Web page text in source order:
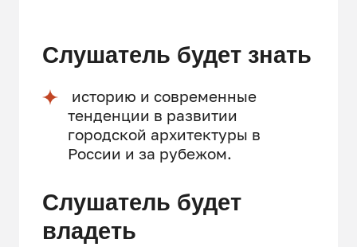
Слушатель будет знать
историю и современные
тенденции в развитии
городской архитектуры в
России и за рубежом.
Слушатель будет
владеть